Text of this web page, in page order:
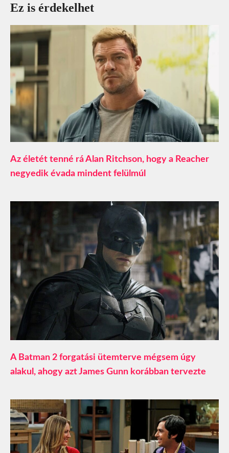
Ez is érdekelhet
Az életét tenné rá Alan Ritchson, hogy a Reacher
negyedik évada mindent felülmúl
A Batman 2 forgatási ütemterve mégsem úgy
alakul, ahogy azt James Gunn korábban tervezte